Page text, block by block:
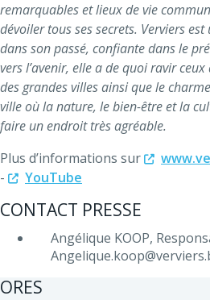
remarquables et lieux de vie
dévoiler tous ses secrets. Verviers
dans son passé, confiante dans le
vers l’avenir, elle a de quoi ravir
des grandes villes ainsi que le
ville où la nature, le bien-être et la
faire un endroit très agréable.
Plus d’informations sur
-
YouTube
CONTACT PRESSE
Angélique KOOP,
ORES